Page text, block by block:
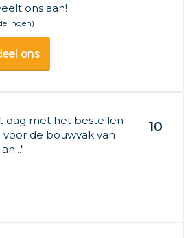
ons aan!
ons
dag met het bestellen
de bouwvak van
10